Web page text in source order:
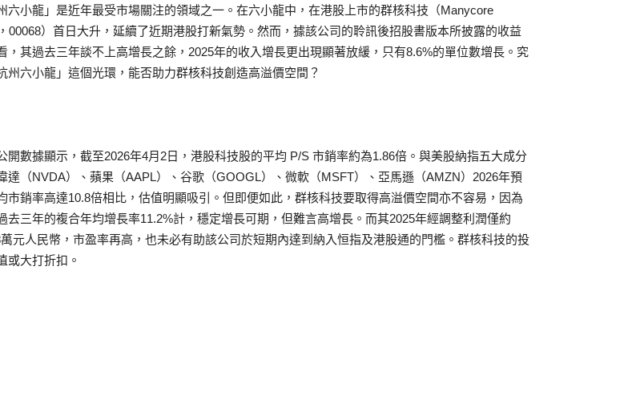
六小龍」是近年最受市場關注的領域之一。在六小龍中，在港股上市的群核科技（Manycore
00068）首日大升，延續了近期港股打新氣勢。然而，據該公司的聆訊後招股書版本所披露的收益
，其過去三年談不上高增長之餘，2025年的收入增長更出現顯著放緩，只有8.6%的單位數增長。究
州六小龍」這個光環，能否助力群核科技創造高溢價空間？
開數據顯示，截至2026年4月2日，港股科技股的平均 P/S 市銷率約為1.86倍。與美股納指五大成分
達（NVDA）、蘋果（AAPL）、谷歌（GOOGL）、微軟（MSFT）、亞馬遜（AMZN）2026年預
市銷率高達10.8倍相比，估值明顯吸引。但即便如此，群核科技要取得高溢價空間亦不容易，因為
去三年的複合年均增長率11.2%計，穩定增長可期，但難言高增長。而其2025年經調整利潤僅約
元人民幣，市盈率再高，也未必有助該公司於短期內達到納入恒指及港股通的門檻。群核科技的投
或大打折扣。